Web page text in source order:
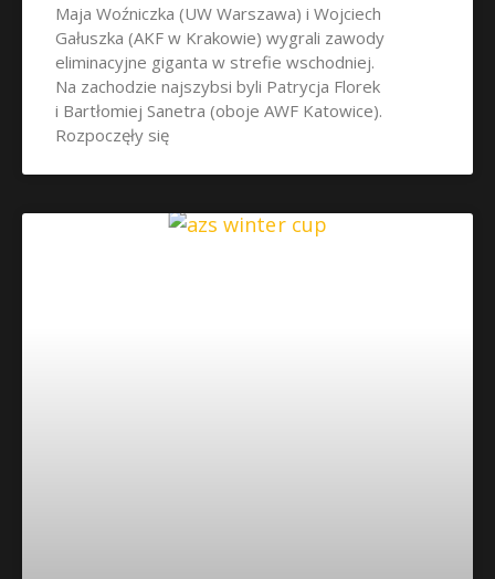
Maja Woźniczka (UW Warszawa) i Wojciech
Gałuszka (AKF w Krakowie) wygrali zawody
eliminacyjne giganta w strefie wschodniej.
Na zachodzie najszybsi byli Patrycja Florek
i Bartłomiej Sanetra (oboje AWF Katowice).
Rozpoczęły się